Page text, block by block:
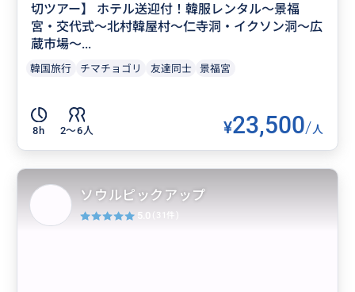
切ツアー】 ホテル送迎付！韓服レンタル～景福
宮・交代式～北村韓屋村～仁寺洞・イクソン洞～広
蔵市場～...
韓国旅行 チマチョゴリ 友達同士 景福宮
8h 2〜6人 ¥23,500/人
ソウルピックアップ
5.0 (31件)